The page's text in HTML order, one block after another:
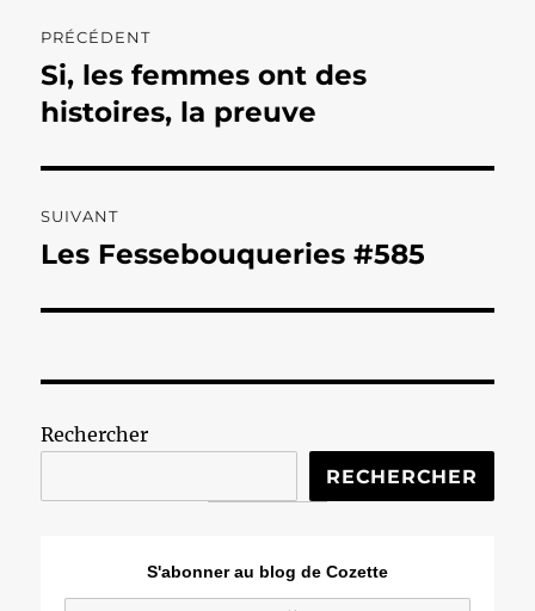
de
l’article
PRÉCÉDENT
Publication
précédente :
Si, les femmes ont des
histoires, la preuve
SUIVANT
Publication
Les Fessebouqueries #585
Rechercher
RECHERCHER
S'abonner au blog de Cozette